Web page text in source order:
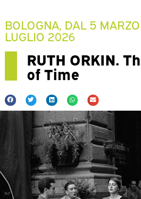
BOLOGNA, DAL 5
LUGLIO 2026
RUTH ORKIN.
of Time